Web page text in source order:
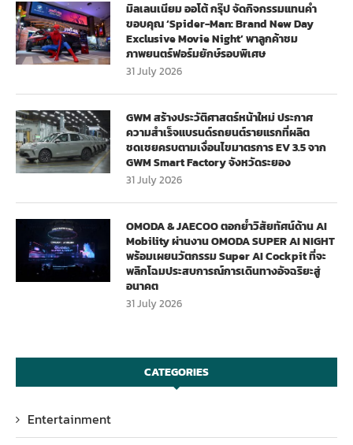
มิลเลนเนียม ออโต้ กรุ๊ป จัดกิจกรรมแทนคำ
ขอบคุณ ‘Spider-Man: Brand New Day
Exclusive Movie Night’ พาลูกค้าชม
ภาพยนตร์ฟอร์มยักษ์รอบพิเศษ
31 July 2026
GWM สร้างประวัติศาสตร์หน้าใหม่ ประกาศ
ความสำเร็จแบรนด์รถยนต์รายแรกที่ผลิต
ชดเชยครบตามเงื่อนไขมาตรการ EV 3.5 จาก
GWM Smart Factory จังหวัดระยอง
31 July 2026
OMODA & JAECOO ตอกย้ำวิสัยทัศน์ด้าน AI
Mobility ผ่านงาน OMODA SUPER AI NIGHT
พร้อมเผยนวัตกรรม Super AI Cockpit ที่จะ
พลิกโฉมประสบการณ์การเดินทางอัจฉริยะสู่
อนาคต
31 July 2026
CATEGORIES
Entertainment